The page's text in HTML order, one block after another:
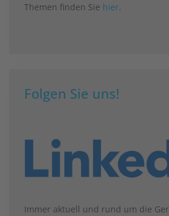
Themen finden Sie hier.
Folgen Sie uns!
Immer aktuell und rund um die